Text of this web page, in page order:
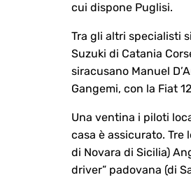
cui dispone Puglisi.
Tra gli altri specialisti
Suzuki di Catania
siracusano Manuel
Gangemi, con la Fiat
Una ventina i piloti
casa è assicurato. Tre
di Novara di Sicilia)
driver” padovana (di